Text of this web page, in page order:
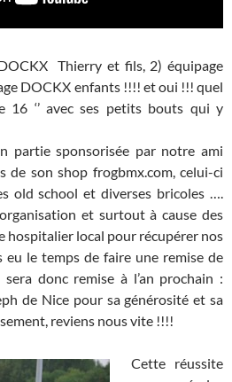
Thierry et fils, 2) équipage
DOCKX enfants !!!! et oui !!! quel
16 ‘’ avec ses petits bouts qui y
partie sponsorisée par notre ami
de son shop frogbmx.com, celui-ci
old school et diverses bricoles ….
et surtout à cause des
hospitalier local pour récupérer nos
eu le temps de faire une remise de
donc remise à l’an prochain :
de Nice pour sa générosité et sa
reviens nous vite !!!!
Cette réussite